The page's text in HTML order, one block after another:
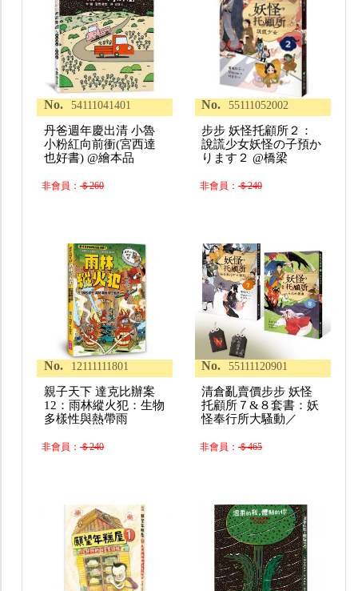
No. 54111041401
丹爸週年慶出清 小魯
小粉紅向前衝(宮西達
也好書) @繪本品
非會員：＄260
No. 55111052002
步步 妖怪托顧所２：
說謊少女妖怪の子預か
ります２ @橋梁
非會員：＄240
No. 12111111801
親子天下 達克比辦案
12：雨林縱火犯：生物
多樣性與熱帶雨
非會員：＄240
No. 55111120901
清倉亂賣價步步 妖怪
托顧所７&８套書：妖
怪奉行所大騷動／
非會員：＄465